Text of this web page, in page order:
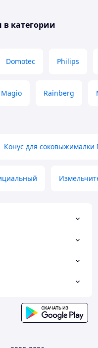
в категории
Domotec Philips
Magio Rainberg
Конус для соковыжималки